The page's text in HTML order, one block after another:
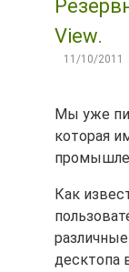
View.
11/10/2011
Мы уже
которая
Как
десктопа